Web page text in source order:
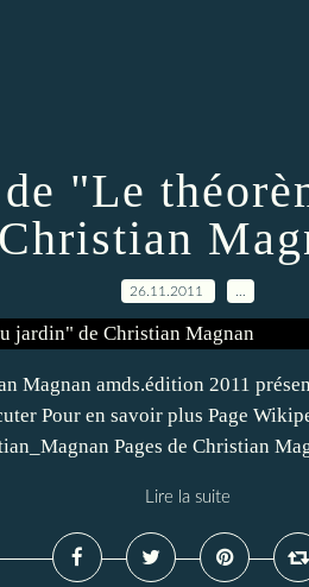
"Le
Christian
26.11.2011
Magnan amds.édition 2011
Pour en savoir plus Page
Pages de Christian
Lire la suite